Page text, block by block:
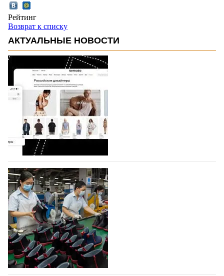
Рейтинг
Возврат к списку
АКТУАЛЬНЫЕ НОВОСТИ
На платформе Lamoda - новый раздел и
условия продвижения локальных
дизайнерских марок
Российский маркетплейс Lamoda решил обновить
раздел для продажи продукции локальных
дизайнерских марок одежды, обуви и аксессуаров.
Бренды также получат маркетинговую…